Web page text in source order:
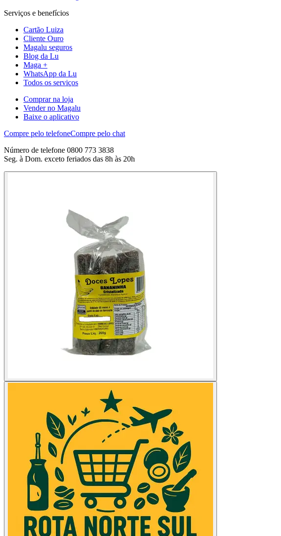
Serviços e benefícios
Cartão Luiza
Cliente Ouro
Magalu seguros
Blog da Lu
Maga +
WhatsApp da Lu
Todos os serviços
Comprar na loja
Vender no Magalu
Baixe o aplicativo
Compre pelo telefoneCompre pelo chat
Número de telefone 0800 773 3838
Seg. à Dom. exceto feriados das 8h às 20h